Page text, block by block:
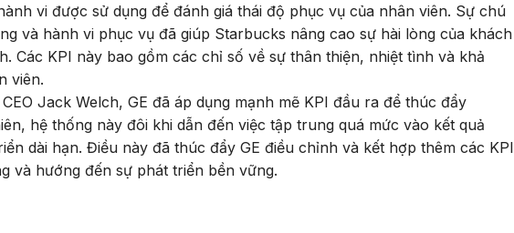
vi được sử dụng để đánh giá thái độ phục vụ của nhân viên. Sự chú
và hành vi phục vụ đã giúp Starbucks nâng cao sự hài lòng của khách
Các KPI này bao gồm các chỉ số về sự thân thiện, nhiệt tình và khả
viên.
Jack Welch, GE đã áp dụng mạnh mẽ KPI đầu ra để thúc đẩy
hệ thống này đôi khi dẫn đến việc tập trung quá mức vào kết quả
dài hạn. Điều này đã thúc đẩy GE điều chỉnh và kết hợp thêm các KPI
và hướng đến sự phát triển bền vững.